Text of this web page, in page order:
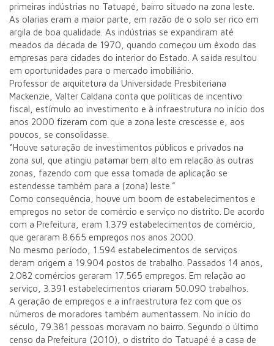
primeiras indústrias no Tatuapé, bairro situado na zona leste.
As olarias eram a maior parte, em razão de o solo ser rico em
argila de boa qualidade. As indústrias se expandiram até
meados da década de 1970, quando começou um êxodo das
empresas para cidades do interior do Estado. A saída resultou
em oportunidades para o mercado imobiliário.
Professor de arquitetura da Universidade Presbiteriana
Mackenzie, Valter Caldana conta que políticas de incentivo
fiscal, estímulo ao investimento e à infraestrutura no início dos
anos 2000 fizeram com que a zona leste crescesse e, aos
poucos, se consolidasse.
“Houve saturação de investimentos públicos e privados na
zona sul, que atingiu patamar bem alto em relação às outras
zonas, fazendo com que essa tomada de aplicação se
estendesse também para a (zona) leste.”
Como consequência, houve um boom de estabelecimentos e
empregos no setor de comércio e serviço no distrito. De acordo
com a Prefeitura, eram 1.379 estabelecimentos de comércio,
que geraram 8.665 empregos nos anos 2000.
No mesmo período, 1.594 estabelecimentos de serviços
deram origem a 19.904 postos de trabalho. Passados 14 anos,
2.082 comércios geraram 17.565 empregos. Em relação ao
serviço, 3.391 estabelecimentos criaram 50.090 trabalhos.
A geração de empregos e a infraestrutura fez com que os
números de moradores também aumentassem. No início do
século, 79.381 pessoas moravam no bairro. Segundo o último
censo da Prefeitura (2010), o distrito do Tatuapé é a casa de